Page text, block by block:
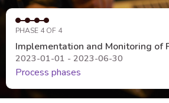
PHASE 4 OF 4
Implementation and Monitoring of
2023-01-01 - 2023-06-30
Process phases